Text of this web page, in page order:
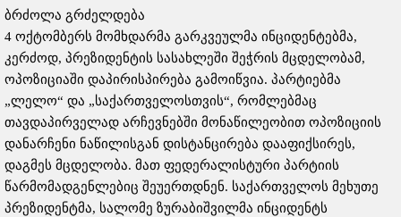
ბრძოლა გრძელდება
4 ოქტომბერს მომხდარმა გარკვეულმა ინციდენტებმა,
კერძოდ, პრეზიდენტის სასახლეში შეჭრის მცდელობამ,
ოპოზიციაში დაპირისპირება გამოიწვია. პარტიებმა
„ლელო“ და „საქართველოსთვის“, რომლებმაც
თავდაპირველად არჩევნებში მონაწილეობით ოპოზიციის
დანარჩენი ნაწილისგან დისტანცირება დააფიქსირეს,
დაგმეს მცდელობა. მათ ფედერალისტური პარტიის
წარმომადგენლებიც შეუერთდნენ. საქართველოს მეხუთე
პრეზიდენტმა, სალომე ზურაბიშვილმა ინციდენტს